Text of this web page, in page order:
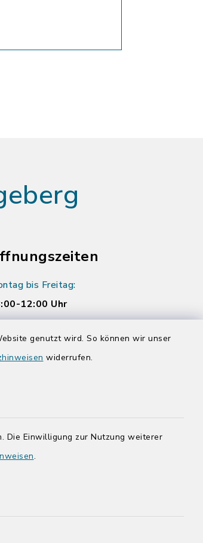
genutzt wird. So können wir unser
widerrufen.
Die Einwilligung zur Nutzung weiterer
.
bis Freitag:
12:00 Uhr
zusätzlich:
17:00 Uhr